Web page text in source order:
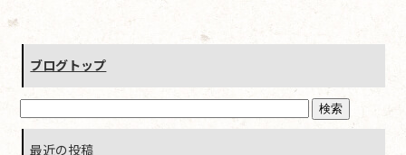
ブログトップ
最近の投稿